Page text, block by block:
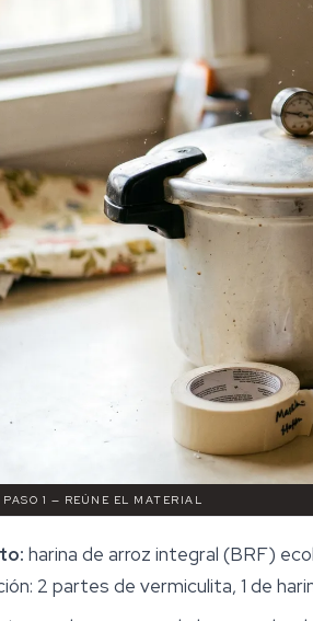
1 — REÚNE EL MATERIAL
harina de arroz integral (BRF)
2 partes de vermiculita, 1 de